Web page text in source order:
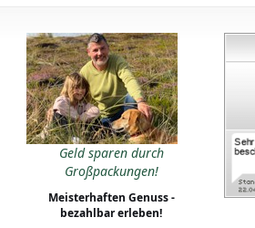
Geld sparen durch
Großpackungen!
Meisterhaften Genuss -
bezahlbar erleben!